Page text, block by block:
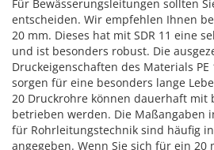
Für Bewässerungsleitungen sollten
entscheiden. Wir empfehlen Ihnen
20 mm. Dieses hat mit SDR 11 eine
und ist besonders robust. Die
Druckeigenschaften des Materials PE
sorgen für eine besonders lange
20 Druckrohre können dauerhaft mit
betrieben werden. Die Maßangaben
für Rohrleitungstechnik sind häufig
angegeben. Wenn Sie sich für ein 20